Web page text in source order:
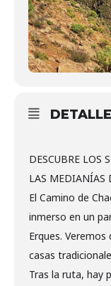
DESCUBRE LOS
LAS MEDIANÍAS
El Camino de
inmerso en un
Erques.
casas
Tras la ruta, hay